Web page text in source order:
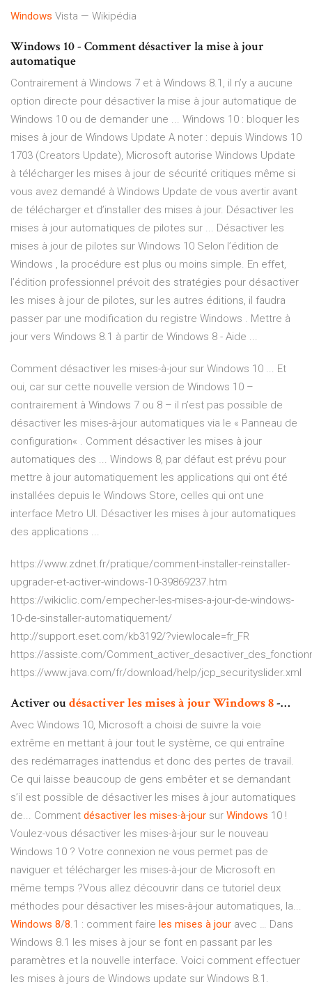
Windows Vista — Wikipédia
Windows 10 - Comment désactiver la mise à jour
automatique
Contrairement à Windows 7 et à Windows 8.1, il n’y a aucune
option directe pour désactiver la mise à jour automatique de
Windows 10 ou de demander une ... Windows 10 : bloquer les
mises à jour de Windows Update A noter : depuis Windows 10
1703 (Creators Update), Microsoft autorise Windows Update
à télécharger les mises à jour de sécurité critiques même si
vous avez demandé à Windows Update de vous avertir avant
de télécharger et d’installer des mises à jour. Désactiver les
mises à jour automatiques de pilotes sur ... Désactiver les
mises à jour de pilotes sur Windows 10 Selon l’édition de
Windows , la procédure est plus ou moins simple. En effet,
l’édition professionnel prévoit des stratégies pour désactiver
les mises à jour de pilotes, sur les autres éditions, il faudra
passer par une modification du registre Windows . Mettre à
jour vers Windows 8.1 à partir de Windows 8 - Aide ...
Comment désactiver les mises-à-jour sur Windows 10 ... Et
oui, car sur cette nouvelle version de Windows 10 –
contrairement à Windows 7 ou 8 – il n’est pas possible de
désactiver les mises-à-jour automatiques via le « Panneau de
configuration« . Comment désactiver les mises à jour
automatiques des ... Windows 8, par défaut est prévu pour
mettre à jour automatiquement les applications qui ont été
installées depuis le Windows Store, celles qui ont une
interface Metro UI. Désactiver les mises à jour automatiques
des applications ...
https://www.zdnet.fr/pratique/comment-installer-reinstaller-
upgrader-et-activer-windows-10-39869237.htm
https://wikiclic.com/empecher-les-mises-a-jour-de-windows-
10-de-sinstaller-automatiquement/
http://support.eset.com/kb3192/?viewlocale=fr_FR
https://assiste.com/
https://www.java.com/fr/download/help/jcp_securityslider.xml
Activer oudésactiverlesmisesà jourWindows8-…
Avec Windows 10, Microsoft a choisi de suivre la voie
extrême en mettant à jour tout le système, ce qui entraîne
des redémarrages inattendus et donc des pertes de travail.
Ce qui laisse beaucoup de gens embêter et se demandant
s’il est possible de désactiver les mises à jour automatiques
de... Comment désactiver les mises-à-jour sur Windows 10 !
Voulez-vous désactiver les mises-à-jour sur le nouveau
Windows 10 ? Votre connexion ne vous permet pas de
naviguer et télécharger les mises-à-jour de Microsoft en
même temps ?Vous allez découvrir dans ce tutoriel deux
méthodes pour désactiver les mises-à-jour automatiques, la...
Windows 8/8.1 : comment faire les mises à jour avec … Dans
Windows 8.1 les mises à jour se font en passant par les
paramètres et la nouvelle interface. Voici comment effectuer
les mises à jours de Windows update sur Windows 8.1.